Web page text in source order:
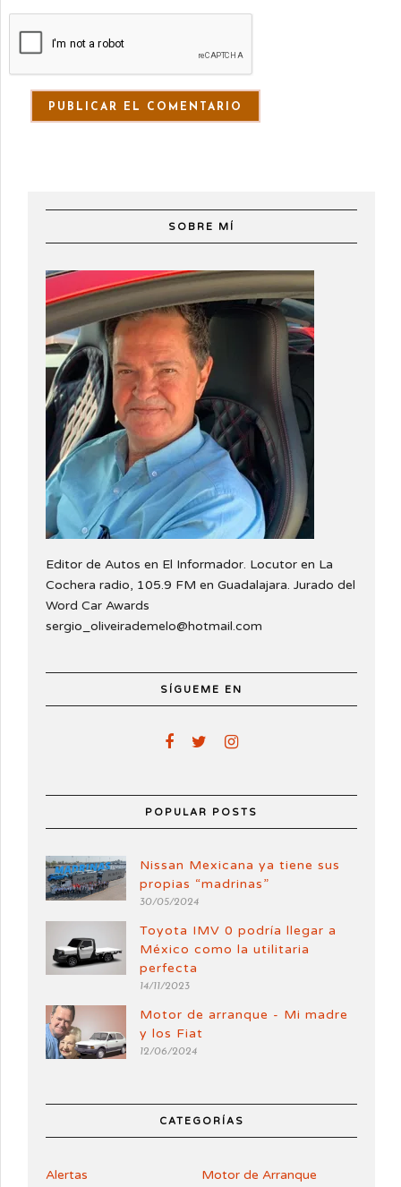
SOBRE MÍ
Editor de Autos en El Informador. Locutor en La
Cochera radio, 105.9 FM en Guadalajara. Jurado del
Word Car Awards
sergio_oliveirademelo@hotmail.com
SÍGUEME EN
POPULAR POSTS
Nissan Mexicana ya tiene sus
propias “madrinas”
30/05/2024
Toyota IMV 0 podría llegar a
México como la utilitaria
perfecta
14/11/2023
Motor de arranque - Mi madre
y los Fiat
12/06/2024
CATEGORÍAS
Alertas Motor de Arranque